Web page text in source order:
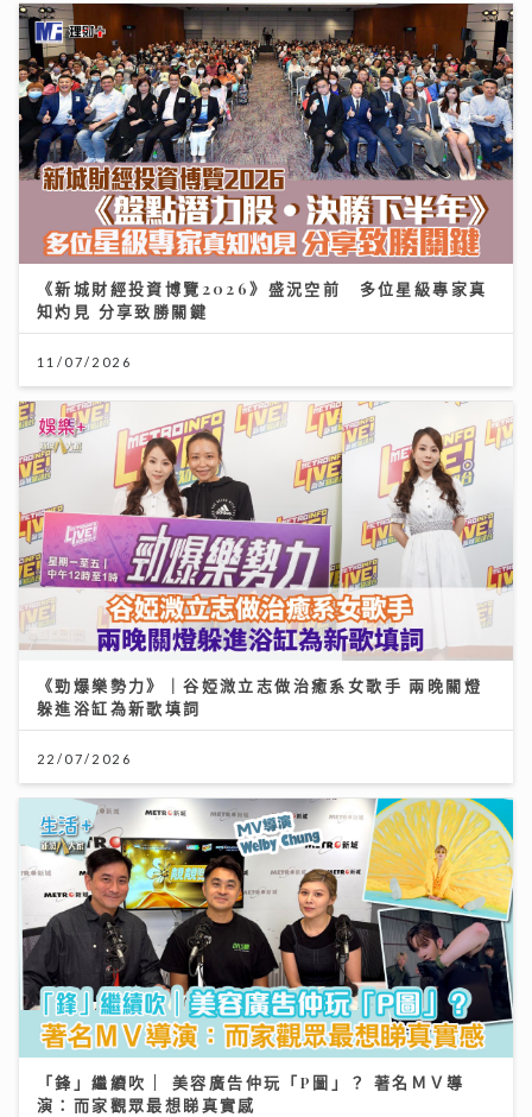
《新城財經投資博覽2026》盛況空前 多位星級專家真
知灼見 分享致勝關鍵
11/07/2026
《勁爆樂勢力》｜谷婭溦立志做治癒系女歌手 兩晚關燈
躲進浴缸為新歌填詞
22/07/2026
「鋒」繼續吹 | 美容廣告仲玩「P圖」？ 著名ＭＶ導
演：而家觀眾最想睇真實感